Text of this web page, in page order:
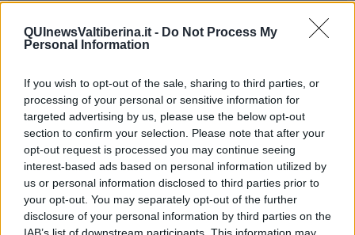
QUInewsValtiberina.it - Do Not Process My
Personal Information
If you wish to opt-out of the sale, sharing to third parties, or
processing of your personal or sensitive information for
targeted advertising by us, please use the below opt-out
section to confirm your selection. Please note that after your
opt-out request is processed you may continue seeing
interest-based ads based on personal information utilized by
us or personal information disclosed to third parties prior to
your opt-out. You may separately opt-out of the further
disclosure of your personal information by third parties on the
“Borgodomani”, il ciclo di incontri organizzati dal Movimento 5
Stelle.Mercoledì 23 giugno alle 18,30, in diretta sui canali
Facebook e Yotube, si parlerà deldecoro urbano, affrontando
questo argomento sotto molti punti di vista: principalmente, quelli
che concernono la riqualificazione di palazzi e immobili
attualmente inutilizzati e l’ampliamento e la manutenzione
degli spazi verdi.
InterverrannoFrancesco De Pasquale, sindaco di Carrara
dove negli ultimi anni dal punto di vista del decoro urbano sono